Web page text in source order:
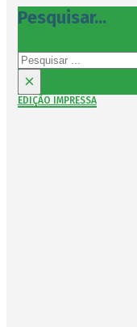
Pesquisar...
Pesquisar
×
EDIÇÃO IMPRESSA